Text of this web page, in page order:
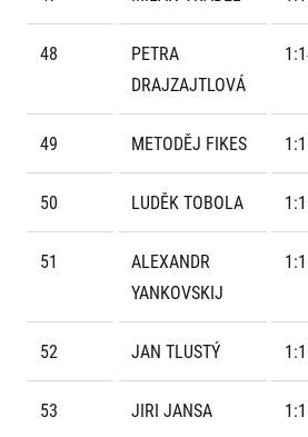
Mobilní aplikace RunCzech
Stáhněte si mobilní aplikaci RunCzech.
Oznámení fúze
Dobrovolníci
Šablony k dárkovému poukazu ke stažení
Aktuality
Akreditace a vše k závodům
Magazíny
RunCzech
All Runners Are Beautiful
RunCzech Racing
Ekofilozofie
Kalendář
Skupinové tréninky
48
PETRA
DRAJZAJTLOVÁ
49 METODĚJ FIKES
50 LUDĚK TOBOLA
51
ALEXANDR
YANKOVSKIJ
52 JAN TLUSTÝ
53 JIRI JANSA